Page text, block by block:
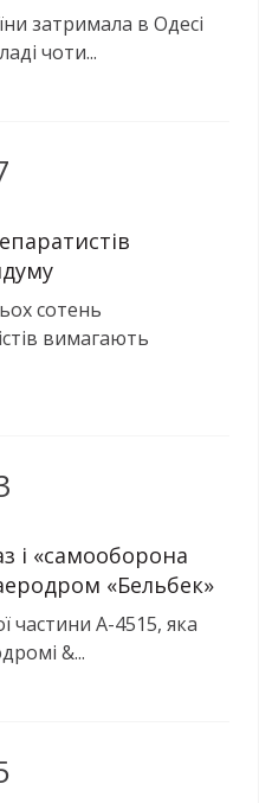
затримала в Одесі
чоти...
сотень
вимагають
і «самооборона
«Бельбек»
частини А-4515, яка
&...